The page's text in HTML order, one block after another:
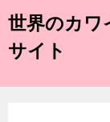
世界のカワ
サイト